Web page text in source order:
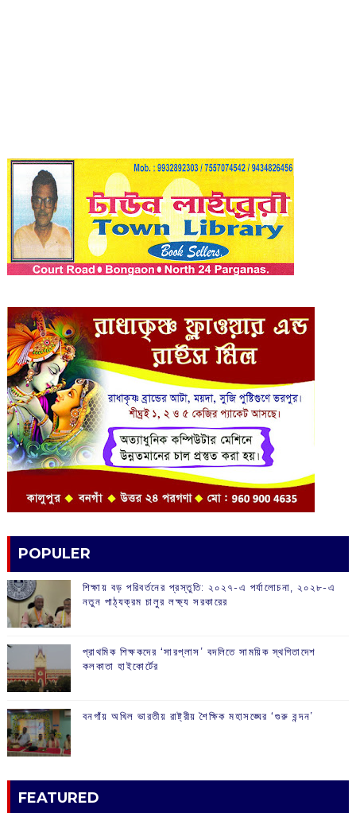
POPULER
শিক্ষায় বড় পরিবর্তনের প্রস্তুতি: ২০২৭-এ পর্যালোচনা, ২০২৮-এ
নতুন পাঠ্যক্রম চালুর লক্ষ্য সরকারের
প্রাথমিক শিক্ষকদের ‘সারপ্লাস’ বদলিতে সাময়িক স্থগিতাদেশ
কলকাতা হাইকোর্টের
বনগাঁয় অখিল ভারতীয় রাষ্ট্রীয় শৈক্ষিক মহাসঙ্ঘের ‘গুরু বন্দন’
FEATURED